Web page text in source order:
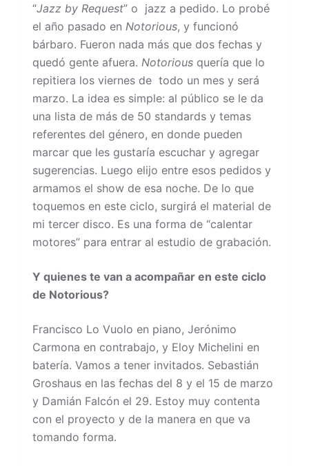
“Jazz by Request” o jazz a pedido. Lo probé
el año pasado en Notorious, y funcionó
bárbaro. Fueron nada más que dos fechas y
quedó gente afuera. Notoriousquería que lo
repitiera los viernes de todo un mes y será
marzo. La idea es simple: al público se le da
una lista de más de 50 standards y temas
referentes del género, en donde pueden
marcar que les gustaría escuchar y agregar
sugerencias. Luego elijo entre esos pedidos y
armamos el show de esa noche. De lo que
toquemos en este ciclo, surgirá el material de
mi tercer disco. Es una forma de “calentar
motores” para entrar al estudio de grabación.
Y quienes te van a acompañar en este ciclo
de Notorious?
Francisco Lo Vuolo en piano, Jerónimo
Carmona en contrabajo, y Eloy Michelini en
batería. Vamos a tener invitados. Sebastián
Groshaus en las fechas del 8 y el 15 de marzo
y Damián Falcón el 29. Estoy muy contenta
con el proyecto y de la manera en que va
tomando forma.